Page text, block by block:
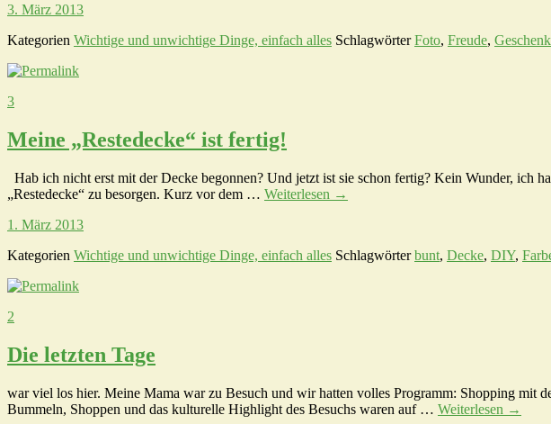
3. März 2013
Kategorien Wichtige und unwichtige Dinge, einfach alles SchlagwörterFoto, Freude, Geschenk
3
Meine „Restedecke“ ist fertig!
Hab ich nicht erst mit der Decke begonnen? Und jetzt ist sie schon fertig? Kein Wunder, ich
„Restedecke“ zu besorgen. Kurz vor dem … Weiterlesen →
1. März 2013
Kategorien Wichtige und unwichtige Dinge, einfach alles Schlagwörterbunt, Decke, DIY,
2
Die letzten Tage
war viel los hier. Meine Mama war zu Besuch und wir hatten volles Programm: Shopping mit
Bummeln, Shoppen und das kulturelle Highlight des Besuchs waren auf … Weiterlesen →